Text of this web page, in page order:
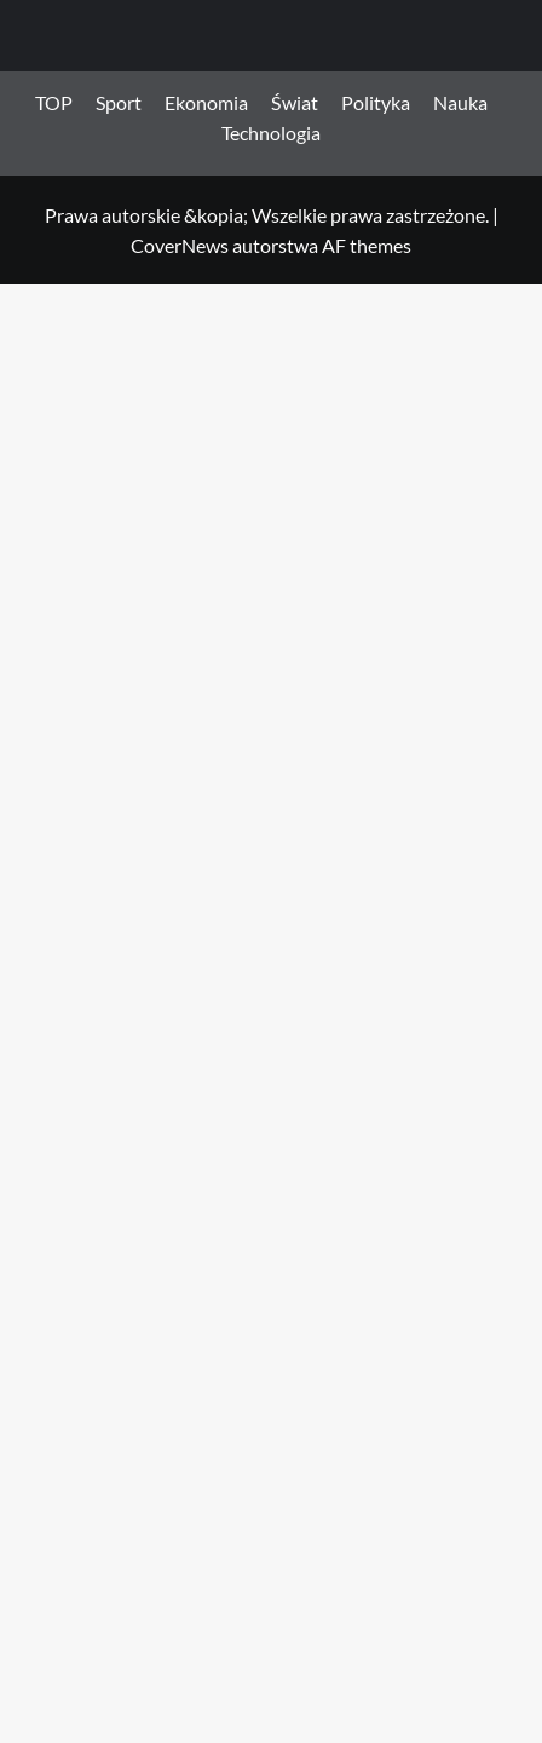
TOP Sport Ekonomia Świat Polityka
Nauka
Technologia
Prawa autorskie &kopia; Wszelkie prawa zastrzeżone. |
CoverNewsautorstwa AF themes